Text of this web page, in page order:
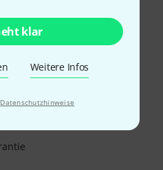
klar
Weitere Infos
Datenschutzhinweise
per Nachnahme,